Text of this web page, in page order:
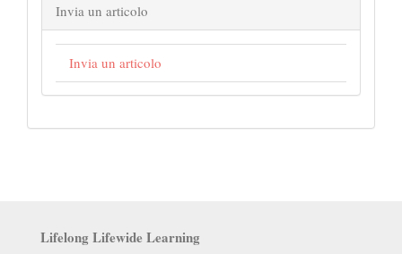
Invia un articolo
Invia un articolo
Lifelong Lifewide Learning